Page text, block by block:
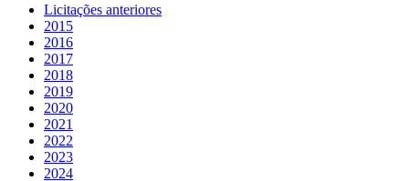
Licitações anteriores
2015
2016
2017
2018
2019
2020
2021
2022
2023
2024